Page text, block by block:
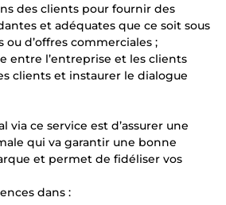
des clients pour fournir des
et adéquates que ce soit sous
d’offres commerciales ;
entre l’entreprise et les clients
clients et instaurer le dialogue
via ce service est d’assurer une
qui va garantir une bonne
et permet de fidéliser vos
dans :